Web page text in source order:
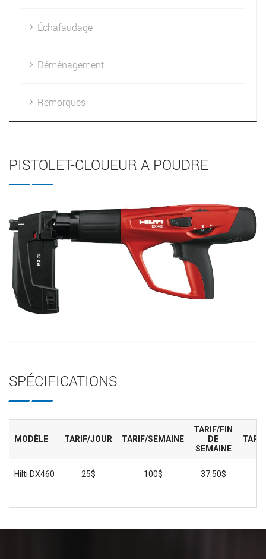
Échafaudage
Déménagement
Remorques
PISTOLET-CLOUEUR A POUDRE
SPÉCIFICATIONS
MODÈLE TARIF/JOUR TARIF/SEMAINE
TARIF/FIN
DE
SEMAINE
Hilti DX460 25$ 100$ 37.50$